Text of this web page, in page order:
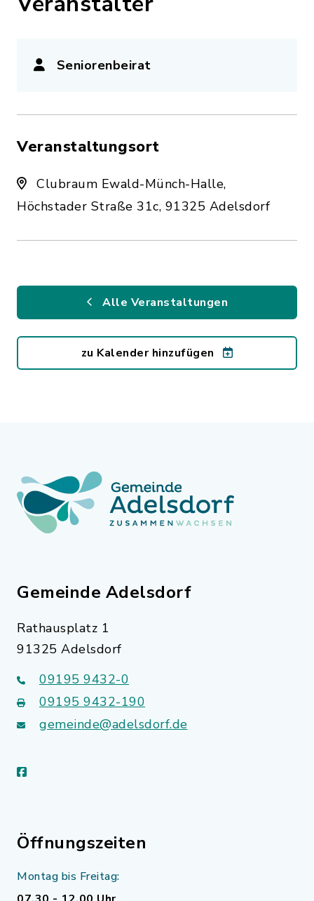
Seniorenbeirat
Veranstaltungsort
Clubraum Ewald-Münch-Halle,
Höchstader Straße 31c, 91325 Adelsdorf
Alle Veranstaltungen
zu Kalender hinzufügen
Gemeinde Adelsdorf
Rathausplatz 1
91325 Adelsdorf
09195 9432-0
09195 9432-190
gemeinde@adelsdorf.de
facebook
Öffnungszeiten
Montag bis Freitag: